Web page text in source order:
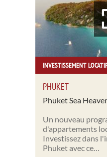
INVESTISSEMENT
PHUKET
Phuket Sea
Un nouveau
d'appartements
Investissez dans
Phuket avec ce…